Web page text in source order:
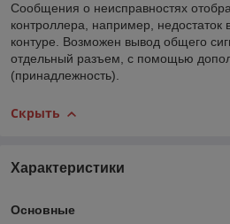
Сообщения о неисправностях
контроллера, например, недостаток
контуре. Возможен вывод общего
отдельный разъем, с помощью
(принадлежность).
Скрыть
Характеристики
Основные